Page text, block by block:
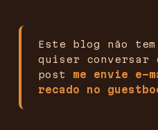
Este blog não
quiser conversar
post me envie e-
recado no